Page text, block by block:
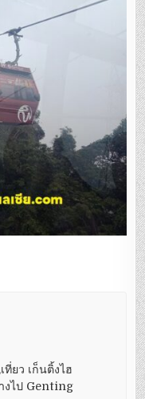
แลนด์
ที่ยว เก็นติ้งไฮ
งไป Genting